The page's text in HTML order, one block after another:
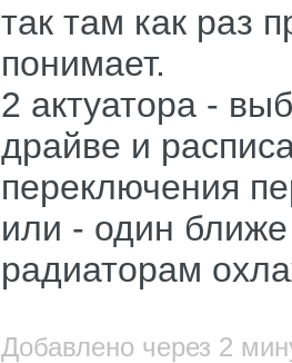
так там как раз
понимает.
2 актуатора -
драйве и
переключения
или - один ближе
радиаторам
Добавлено через 2